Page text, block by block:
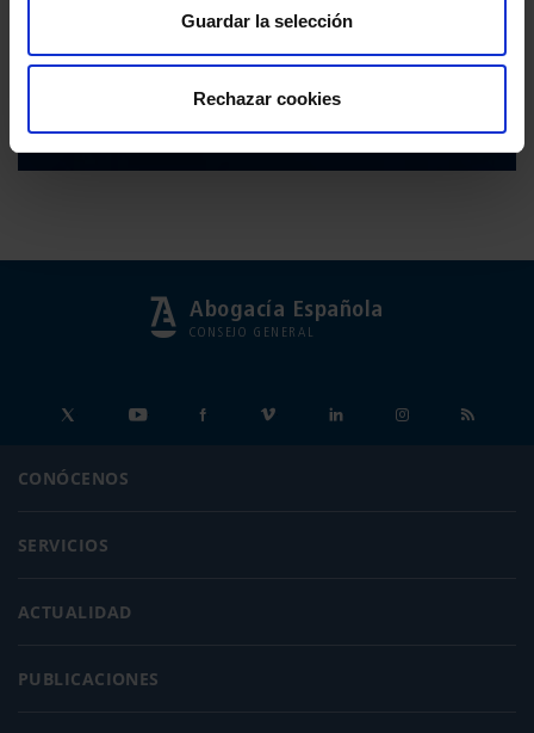
Guardar la selección
Rechazar cookies
Abogacía Española
CONSEJO GENERAL
CONÓCENOS
SERVICIOS
ACTUALIDAD
PUBLICACIONES